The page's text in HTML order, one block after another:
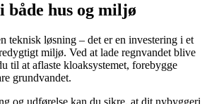
både hus og miljø
teknisk løsning – det er en investering i et
miljø. Ved at lade regnvandet blive
til at aflaste kloaksystemet, forebygge
grundvandet.